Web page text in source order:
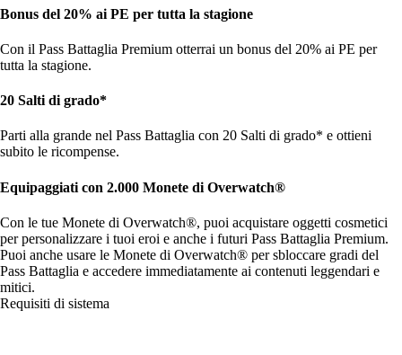
Bonus del 20% ai PE per tutta la stagione
Con il Pass Battaglia Premium otterrai un bonus del 20% ai PE per
tutta la stagione.
20 Salti di grado*
Parti alla grande nel Pass Battaglia con 20 Salti di grado* e ottieni
subito le ricompense.
Equipaggiati con 2.000 Monete di Overwatch®
Con le tue Monete di Overwatch®, puoi acquistare oggetti cosmetici
per personalizzare i tuoi eroi e anche i futuri Pass Battaglia Premium.
Puoi anche usare le Monete di Overwatch® per sbloccare gradi del
Pass Battaglia e accedere immediatamente ai contenuti leggendari e
mitici.
Requisiti di sistema